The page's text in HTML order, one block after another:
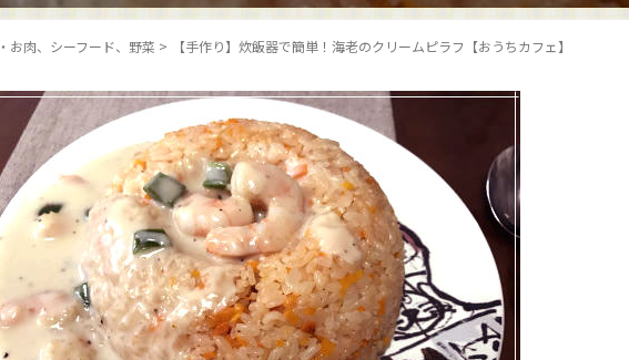
・お肉、シーフード、野菜 > 【手作り】炊飯器で簡単！海老のクリームピラフ【おうちカフェ】